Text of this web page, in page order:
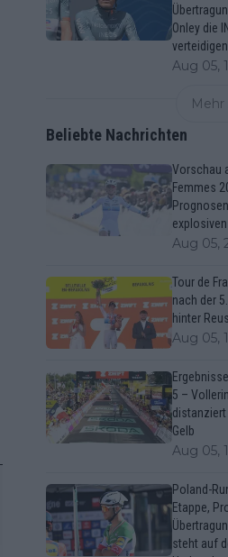
Onley die
Aug 05,
Mehr
Beliebte Nachrichten
Vorschau
Femmes
Aug 05,
Tour de
nach der
hinter
Aug 05,
5 –
distanziert
Gelb
Aug 05,
Poland-
Etappe,
steht auf